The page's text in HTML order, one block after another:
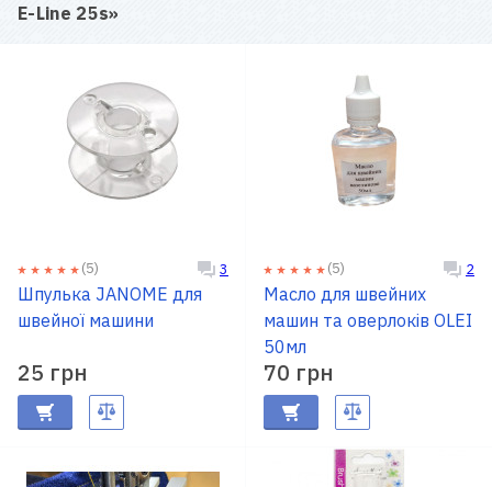
E-Line 25s»
(5) 3
Шпулька JANOME для
швейної машини
25 грн
(5) 2
Масло для швейних
машин та оверлоків OLEI
50мл
70 грн